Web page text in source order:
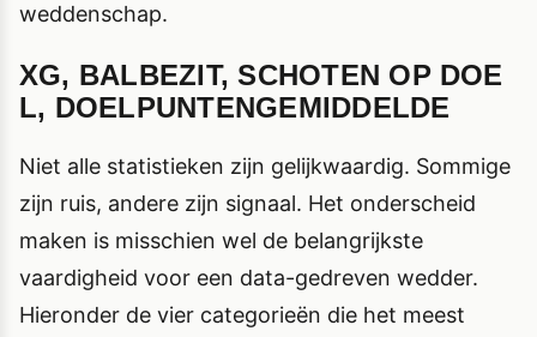
weddenschap.
XG, BALBEZIT, SCHOTEN OP DOE
L, DOELPUNTENGEMIDDELDE
Niet alle statistieken zijn gelijkwaardig. Sommige
zijn ruis, andere zijn signaal. Het onderscheid
maken is misschien wel de belangrijkste
vaardigheid voor een data-gedreven wedder.
Hieronder de vier categorieën die het meest